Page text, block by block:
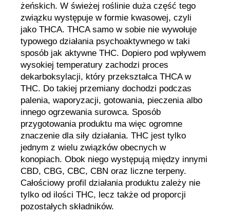
żeńskich. W świeżej roślinie duża część tego
związku występuje w formie kwasowej, czyli
jako THCA. THCA samo w sobie nie wywołuje
typowego działania psychoaktywnego w taki
sposób jak aktywne THC. Dopiero pod wpływem
wysokiej temperatury zachodzi proces
dekarboksylacji, który przekształca THCA w
THC. Do takiej przemiany dochodzi podczas
palenia, waporyzacji, gotowania, pieczenia albo
innego ogrzewania surowca. Sposób
przygotowania produktu ma więc ogromne
znaczenie dla siły działania. THC jest tylko
jednym z wielu związków obecnych w
konopiach. Obok niego występują między innymi
CBD, CBG, CBC, CBN oraz liczne terpeny.
Całościowy profil działania produktu zależy nie
tylko od ilości THC, lecz także od proporcji
pozostałych składników.